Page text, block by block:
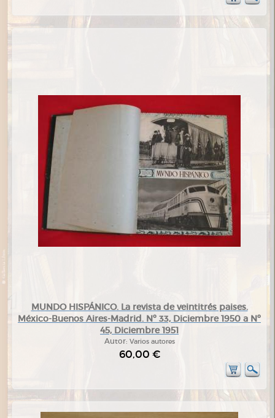
MUNDO HISPÁNICO. La revista de veintitrés paises.
México-Buenos Aires-Madrid. Nº 33, Diciembre 1950 a Nº
45, Diciembre 1951
Autor: Varios autores
60,00 €